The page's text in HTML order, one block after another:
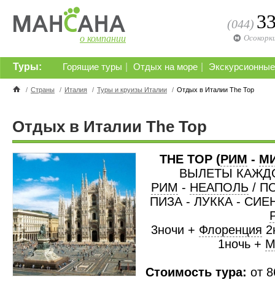
о компании
(044)
Горящие туры Отдых на море
Туры:
/ Страны / Италия / Туры и круизы Италии / Отдых в Италии The Top
Отдых в Италии The Top
THE TOP (РИМ -
ВЫЛЕТЫ
РИМ - НЕАПОЛЬ /
ПИЗА - ЛУККА -
3ночи + Флоренция
1ночь +
Стоимость тура: от